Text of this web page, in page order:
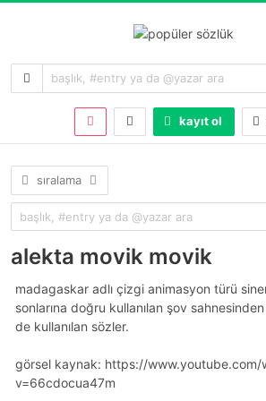
kayıt ol
sıralama
alekta movik movik
madagaskar adlı çizgi animasyon türü
sonlarına doğru kullanılan şov
de kullanılan sözler.
görsel kaynak: https://www.youtube.com/
v=66cdocua47m